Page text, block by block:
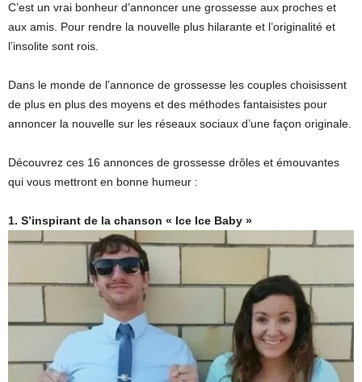
C’est un vrai bonheur d’annoncer une grossesse aux proches et
aux amis. Pour rendre la nouvelle plus hilarante et l’originalité et
l’insolite sont rois.
Dans le monde de l’annonce de grossesse les couples choisissent
de plus en plus des moyens et des méthodes fantaisistes pour
annoncer la nouvelle sur les réseaux sociaux d’une façon originale.
Découvrez ces 16 annonces de grossesse drôles et émouvantes
qui vous mettront en bonne humeur :
1. S’inspirant de la chanson « Ice Ice Baby »